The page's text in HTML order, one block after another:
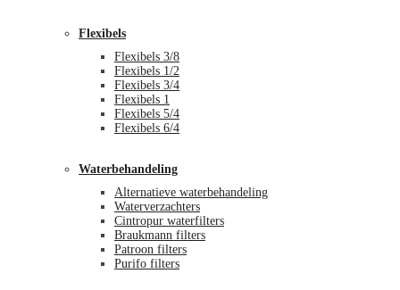
Flexibels
Flexibels 3/8
Flexibels 1/2
Flexibels 3/4
Flexibels 1
Flexibels 5/4
Flexibels 6/4
Waterbehandeling
Alternatieve waterbehandeling
Waterverzachters
Cintropur waterfilters
Braukmann filters
Patroon filters
Purifo filters